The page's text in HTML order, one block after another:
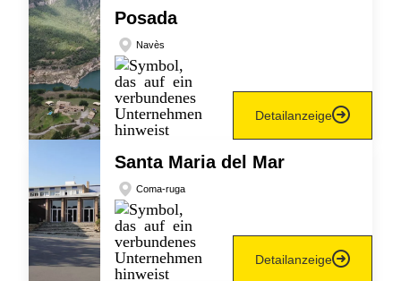
Posada
Navès
Detailanzeige
Santa Maria del Mar
Coma-ruga
Detailanzeige